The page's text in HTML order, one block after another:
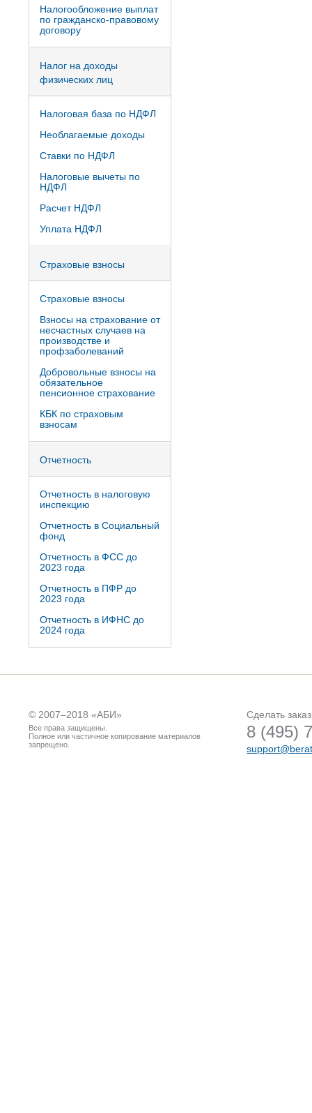
Налогообложение выплат
по гражданско-правовому
договору
Налог на доходы
физических лиц
Налоговая база по НДФЛ
Необлагаемые доходы
Ставки по НДФЛ
Налоговые вычеты по
НДФЛ
Расчет НДФЛ
Уплата НДФЛ
Страховые взносы
Страховые взносы
Взносы на страхование от
несчастных случаев на
производстве и
профзаболеваний
Добровольные взносы на
обязательное
пенсионное страхование
КБК по страховым
взносам
Отчетность
Отчетность в налоговую
инспекцию
Отчетность в Социальный
фонд
Отчетность в ФСС до
2023 года
Отчетность в ПФР до
2023 года
Отчетность в ИФНС до
2024 года
© 2007–2018 «АБИ»
Все права защищены.
Полное или частичное копирование материалов
запрещено.
Сделать
8 (495)